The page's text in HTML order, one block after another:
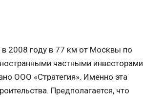
2008 году в 77 км от Москвы по
частными инвесторами
ООО «Стратегия». Именно эта
Предполагается, что